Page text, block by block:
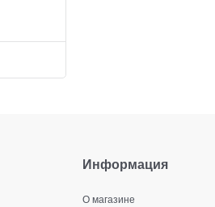
Информация
О магазине